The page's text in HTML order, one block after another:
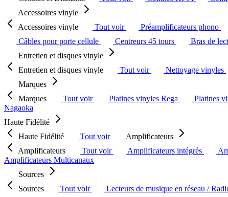
Accessoires vinyle
Accessoires vinyle
Tout voir Préamplificateurs phono
Câbles pour porte cellule
Centreurs 45 tours Bras de
Entretien et disques vinyle
Entretien et disques vinyle
Tout voir Nettoyage vinyles
Marques
Marques
Tout voir Platines vinyles Rega Platines
Nagaoka
Haute Fidélité
Haute Fidélité
Tout voir
Amplificateurs
Amplificateurs
Tout voir Amplificateurs intégrés
Amplificateurs Multicanaux
Sources
Sources
Tout voir Lecteurs de musique en réseau /